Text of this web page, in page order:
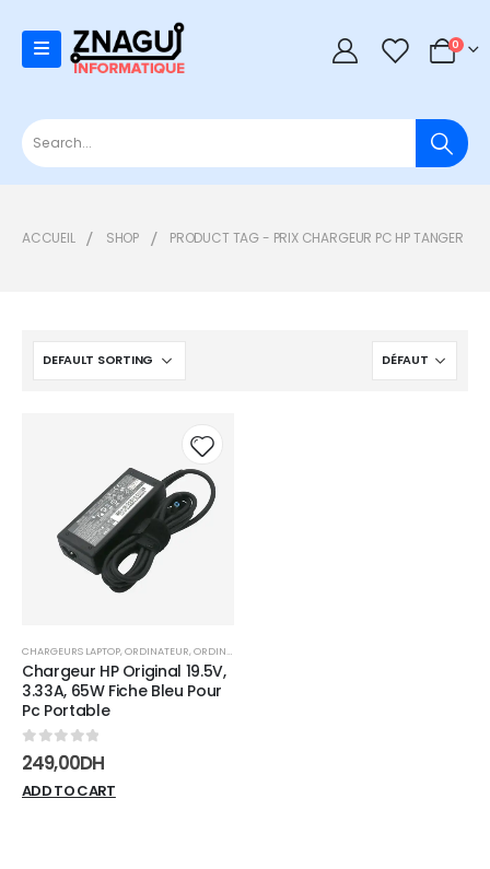
0 0
ACCUEIL SHOP PRODUCT TAG - PRIX CHARGEUR PC HP TANGER
Add to
wishlist
CHARGEURS LAPTOP,ORDINATEUR,ORDINATEUR PORTABLE
Chargeur HP Original 19.5V,
3.33A, 65W Fiche Bleu Pour
Pc Portable
0 sur 5
249,00DH
ADD TO CART